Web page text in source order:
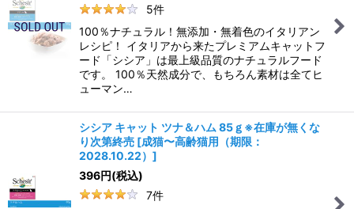
5件
100％ナチュラル！無添加・無着色のイタリアン
レシピ！ イタリアから来たプレミアムキャットフ
ード「シシア」は最上級品質のナチュラルフード
です。 100％天然成分で、もちろん素材は全てヒ
ューマン…
シシア キャット ツナ＆ハム 85ｇ※在庫が無くな
り次第終売 [成猫〜高齢猫用（期限：
2028.10.22） ]
396円(税込)
7件